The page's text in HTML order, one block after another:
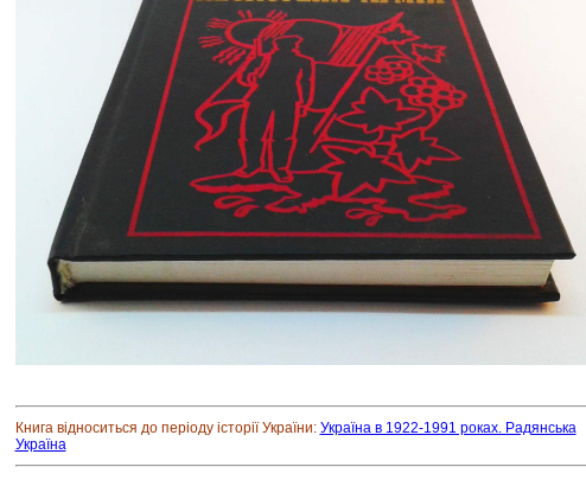
Книга відноситься до періоду історії України: Україна в 1922-1991 роках. Радянська
Україна